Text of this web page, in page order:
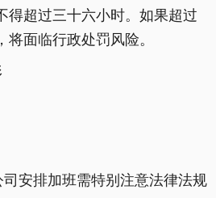
得超过三十六小时。如果超过
面临行政处罚风险。
司安排加班需特别注意法律法规